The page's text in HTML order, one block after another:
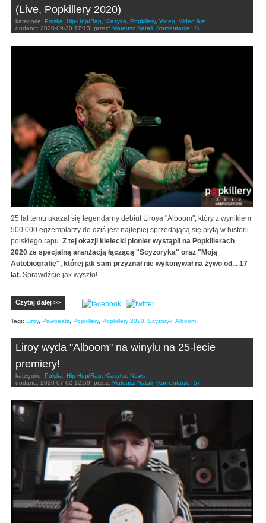
(Live, Popkillery 2020)
kategorie: Polska, Hip-Hop/Rap, Klasyka, Popkillery, Video, Video live
dodano: 2020-09-30 17:13 przez: Mateusz Natali (komentarze: 1)
25 lat temu ukazał się legendarny debiut Liroya "Alboom", który z wynikiem
500 000 egzemplarzy do dziś jest najlepiej sprzedającą się płytą w historii
polskiego rapu. Z tej okazji kielecki pionier wystąpił na Popkillerach
2020 ze specjalną aranżacją łączącą "Scyzoryka" oraz "Moją
Autobiografię", której jak sam przyznał nie wykonywał na żywo od... 17
lat. Sprawdźcie jak wyszło!
Czytaj dalej >>
Tagi: Liroy, Pawbeats Popkillery, Popkillery 2020 Scyzoryk Alboom
Liroy wyda "Alboom" na winylu na 25-lecie
premiery!
kategorie: Polska Hip-Hop/Rap Klasyka
News
dodano: 2020-07-02 12:59 przez: Mateusz Natali (komentarze: 5)